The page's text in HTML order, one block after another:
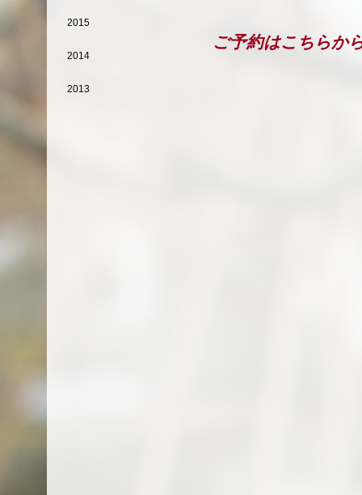
ご予約はこちらか
2015
2014
2013